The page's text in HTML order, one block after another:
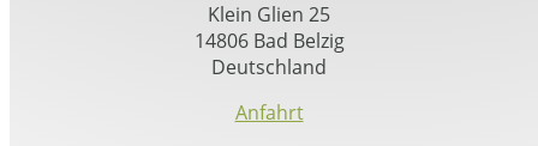
Klein Glien 25
14806 Bad Belzig
Deutschland
Anfahrt